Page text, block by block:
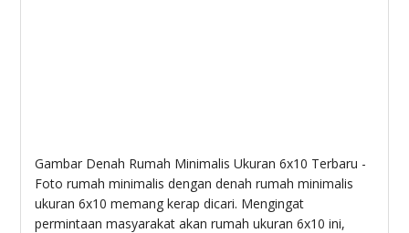
Gambar Denah Rumah Minimalis Ukuran 6x10 Terbaru -
Foto rumah minimalis dengan denah rumah minimalis
ukuran 6x10 memang kerap dicari. Mengingat
permintaan masyarakat akan rumah ukuran 6x10 ini,